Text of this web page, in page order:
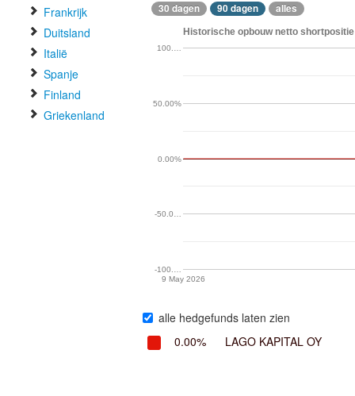
Frankrijk
Duitsland
Italië
Spanje
Finland
Griekenland
30 dagen 90 dagen alles
Historische opbouw netto
9 May 2026
-100.…
-50.0…
0.00%
50.00%
100.…
alle hedgefunds laten zien
0.00%
LAGO KAPITAL OY